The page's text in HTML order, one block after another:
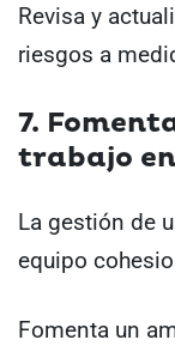
Revisa y
riesgos a
7.
trabajo
La gestión de
equipo
Fomenta un